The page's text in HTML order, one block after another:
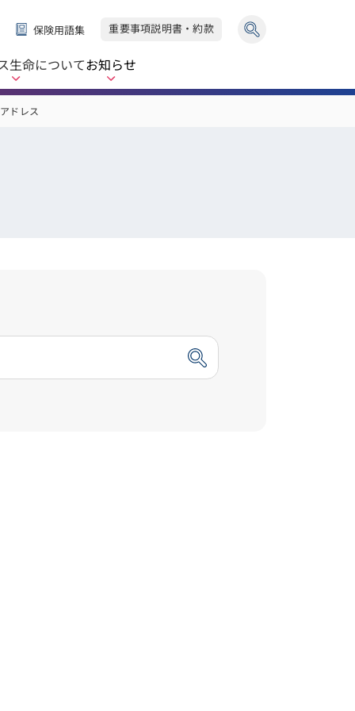
生命についてお知らせ
保険用語集 重要事項説明書・約款
ドレス